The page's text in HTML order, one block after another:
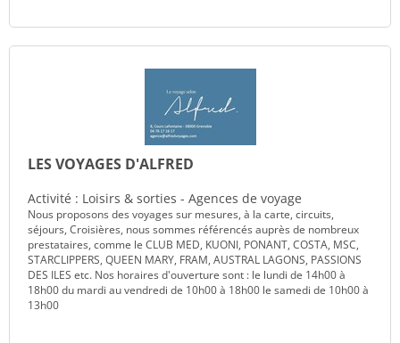
LES VOYAGES D'ALFRED
Activité : Loisirs & sorties - Agences de voyage
Nous proposons des voyages sur mesures, à la carte, circuits,
séjours, Croisières, nous sommes référencés auprès de nombreux
prestataires, comme le CLUB MED, KUONI, PONANT, COSTA, MSC,
STARCLIPPERS, QUEEN MARY, FRAM, AUSTRAL LAGONS, PASSIONS
DES ILES etc. Nos horaires d'ouverture sont : le lundi de 14h00 à
18h00 du mardi au vendredi de 10h00 à 18h00 le samedi de 10h00 à
13h00